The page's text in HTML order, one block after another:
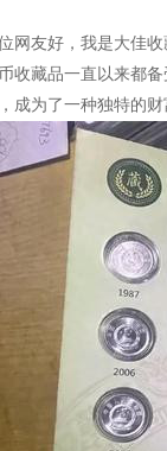
网友好，我是大佳收
收藏品一直以来都
成为了一种独特的